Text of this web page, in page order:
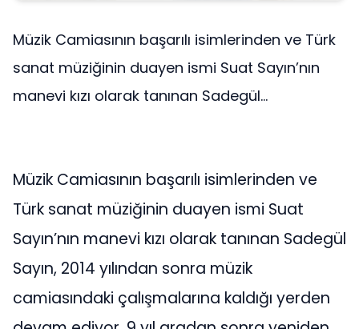
Müzik Camiasının başarılı isimlerinden ve Türk
sanat müziğinin duayen ismi Suat Sayın’nın
manevi kızı olarak tanınan Sadegül...
Müzik Camiasının başarılı isimlerinden ve
Türk sanat müziğinin duayen ismi Suat
Sayın’nın manevi kızı olarak tanınan Sadegül
Sayın, 2014 yılından sonra müzik
camiasındaki çalışmalarına kaldığı yerden